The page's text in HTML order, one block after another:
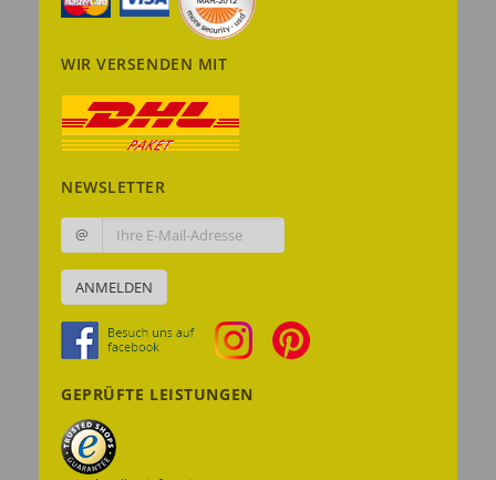
WIR VERSENDEN MIT
NEWSLETTER
@
ANMELDEN
GEPRÜFTE LEISTUNGEN